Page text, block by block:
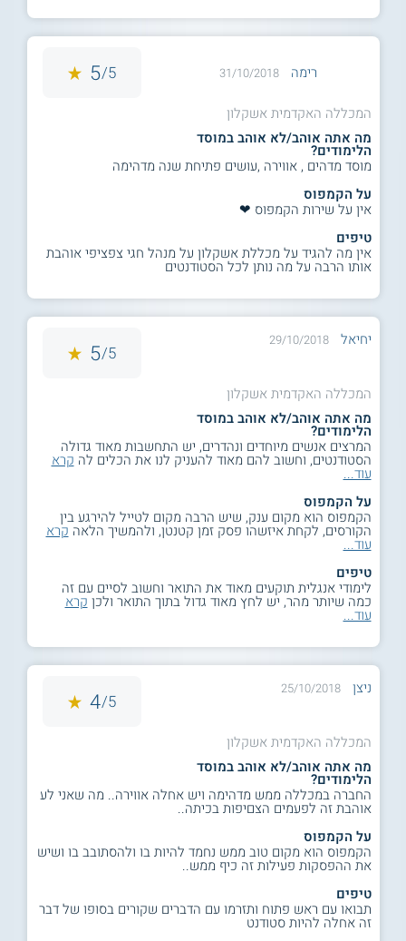
רימה 31/10/2018
5/
5
המכללה האקדמית אשקלון
מה אתה אוהב/לא אוהב במוסד
הלימודים?
מוסד מדהים , אווירה ,עושים פתיחת שנה מדהימה
על הקמפוס
אין על שירות הקמפוס ❤
טיפים
אין מה להגיד על מכללת אשקלון על מנהל חגי צפציפי אוהבת
אותו הרבה על מה נותן לכל הסטודנטים
יחיאל 29/10/2018
5/
5
המכללה האקדמית אשקלון
מה אתה אוהב/לא אוהב במוסד
הלימודים?
המרצים אנשים מיוחדים ונהדרים, יש התחשבות מאוד גדולה
הסטודנטים, וחשוב להם מאוד להעניק לנו את הכלים לה קרא
עוד...
על הקמפוס
הקמפוס הוא מקום ענק, שיש הרבה מקום לטייל להירגע בין
הקורסים, לקחת איזשהו פסק זמן קטנטן, ולהמשיך הלאה קרא
עוד...
טיפים
לימודי אנגלית תוקעים מאוד את התואר וחשוב לסיים עם זה
כמה שיותר מהר, יש לחץ מאוד גדול בתוך התואר ולכן קרא
עוד...
ניצן 25/10/2018
5/
4
המכללה האקדמית אשקלון
מה אתה אוהב/לא אוהב במוסד
הלימודים?
החברה במכללה ממש מדהימה ויש אחלה אווירה.. מה שאני לע
אוהבת זה לפעמים הצםיפות בכיתה..
על הקמפוס
הקמפוס הוא מקום טוב ממש נחמד להיות בו ולהסתובב בו ושיש
את ההפסקות פעילות זה כיף ממש..
טיפים
תבואו עם ראש פתוח ותזרמו עם הדברים שקורים בסופו של דבר
זה אחלה להיות סטודנט